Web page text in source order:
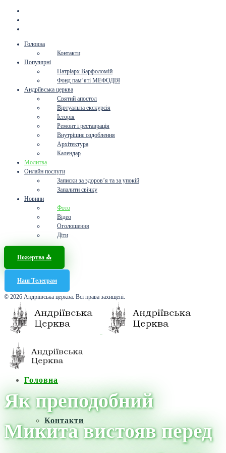
Головна
Контакти
Популярні
Патріарх Варфоломій
Фонд пам’яті МЕФОДІЯ
Андріївська церква
Святий апостол
Віртуальна екскурсія
Історія
Ремонт і реставрація
Внутрішнє оздоблення
Архітектура
Календар
Молитва
Онлайн послуги
Записки за здоров’я та за упокій
Запалити свічку
Новини
Фото
Відео
Оголошення
Діти
Пожертва ⛪️
Наш Телеграм
© 2026 Андріївська церква. Всі права захищені.
Головна
Контакти
Як преподобний
Микита вистояв перед